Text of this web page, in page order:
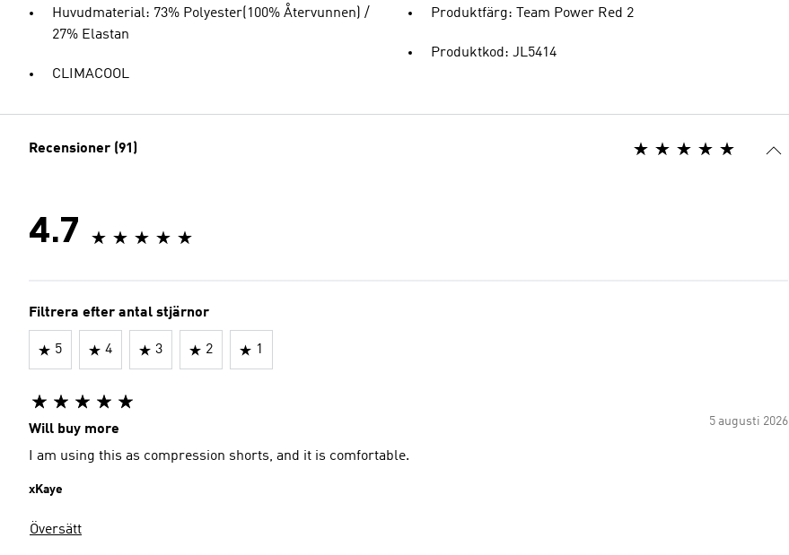
Huvudmaterial: 73% Polyester(100% Återvunnen) /
27% Elastan
CLIMACOOL
Produktfärg: Team Power Red 2
Produktkod: JL5414
Recensioner (91)
4.7
Filtrera efter antal stjärnor
5 4 3 2 1
5 augusti 2026
Will buy more
I am using this as compression shorts, and it is comfortable.
xKaye
Översätt